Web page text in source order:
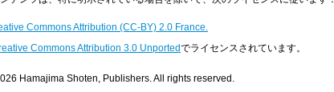
Commons Attribution (CC-BY) 2.0 France.
Commons Attribution 3.0 Unportedでライセンスされています。
Hamajima Shoten, Publishers. All rights reserved.